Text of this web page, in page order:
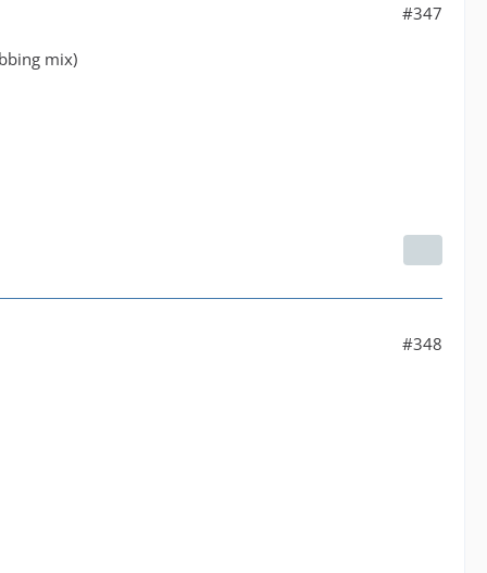
#347
mix)
#348